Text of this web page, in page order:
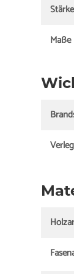
Stärke
Maße